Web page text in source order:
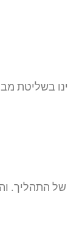
בשליטת
של התהליך.